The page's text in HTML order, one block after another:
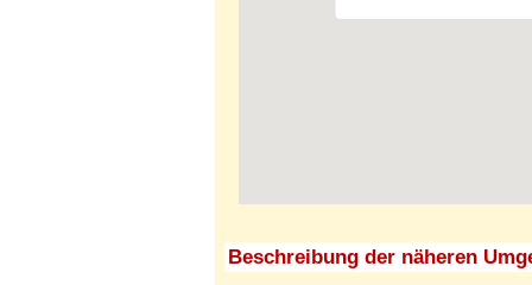
Beschreibung der näheren